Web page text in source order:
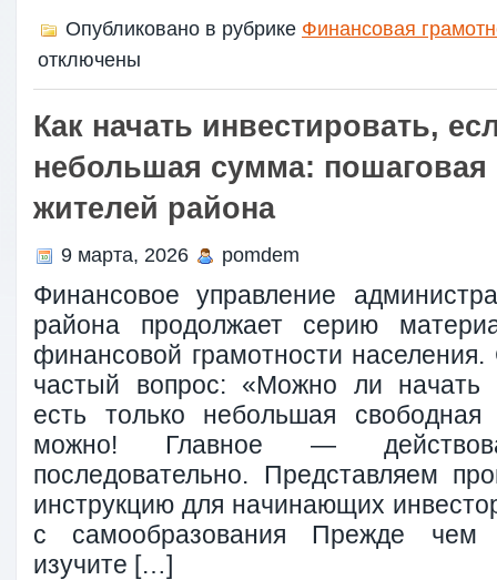
Опубликовано в рубрике Финансовая
отключены
Как начать инвестировать,
небольшая сумма: пошаговая
жителей района
9 марта, 2026 pomdem
Финансовое управление
района продолжает серию
финансовой грамотности
частый вопрос: «Можно ли начать
есть только небольшая
можно! Главное —
последовательно. Представляем
инструкцию для начинающих
с самообразования Прежде чем
изучите […]